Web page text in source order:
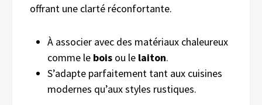
offrant une clarté réconfortante.
À associer avec des matériaux chaleureux
comme le bois ou le laiton.
S’adapte parfaitement tant aux cuisines
modernes qu’aux styles rustiques.